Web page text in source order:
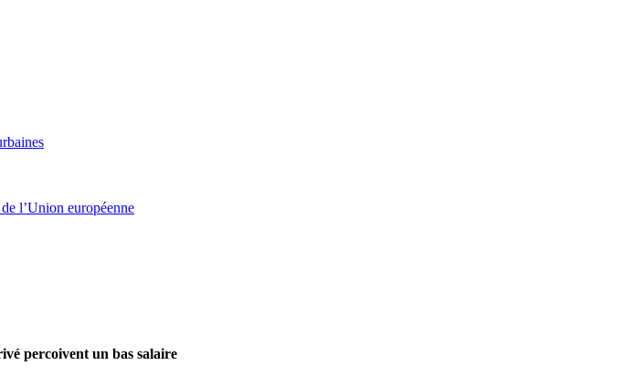
l’Union européenne
percoivent un bas salaire